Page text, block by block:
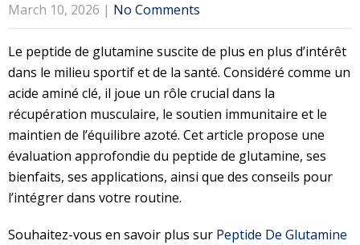
March 10, 2026 | No Comments
Le peptide de glutamine suscite de plus en plus d’intérêt
dans le milieu sportif et de la santé. Considéré comme un
acide aminé clé, il joue un rôle crucial dans la
récupération musculaire, le soutien immunitaire et le
maintien de l’équilibre azoté. Cet article propose une
évaluation approfondie du peptide de glutamine, ses
bienfaits, ses applications, ainsi que des conseils pour
l’intégrer dans votre routine.
Souhaitez-vous en savoir plus sur Peptide De Glutamine